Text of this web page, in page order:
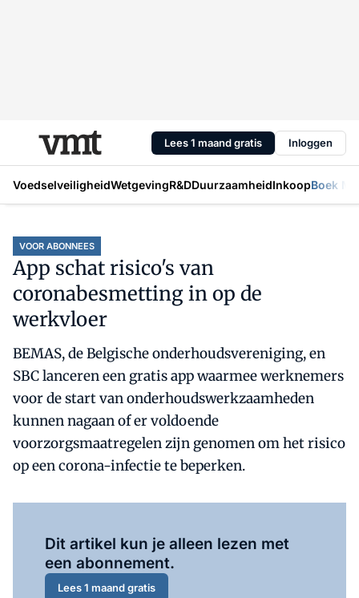
Lees 1 maand gratis Inloggen
VoedselveiligheidWetgevingR&DDuurzaamheidInkoopBoek
VOOR ABONNEES
App schat risico's van
coronabesmetting in op de
werkvloer
BEMAS, de Belgische onderhoudsvereniging, en
SBC lanceren een gratis app waarmee werknemers
voor de start van onderhoudswerkzaamheden
kunnen nagaan of er voldoende
voorzorgsmaatregelen zijn genomen om het risico
op een corona-infectie te beperken.
Dit artikel kun je alleen lezen met
een abonnement.
Lees 1 maand gratis